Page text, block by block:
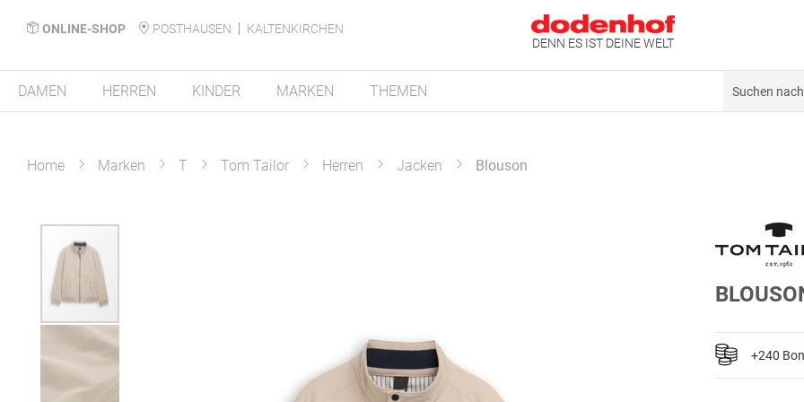
ONLINE-SHOP POSTHAUSEN
KALTENKIRCHEN
DENN ES IST DEINE WELT
DAMEN HERREN KINDER MARKEN THEMEN
Home Marken T Tom Tailor Herren Jacken Blouson
Zum
Ende
der
Bildergalerie
springen
+240